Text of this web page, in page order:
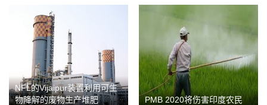
NFL的Vijaipur装置利用可生
物降解的废物生产堆肥
PMB 2020将伤害印度农民